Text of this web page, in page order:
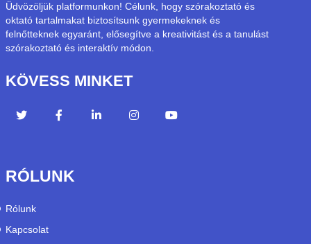
Üdvözöljük platformunkon! Célunk, hogy szórakoztató és
oktató tartalmakat biztosítsunk gyermekeknek és
felnőtteknek egyaránt, elősegítve a kreativitást és a tanulást
szórakoztató és interaktív módon.
KÖVESS MINKET
RÓLUNK
Rólunk
Kapcsolat